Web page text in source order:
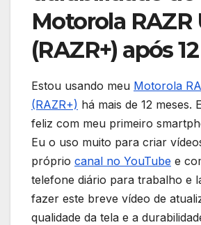
Motorola RAZR
(RAZR+) após
Estou usando meu Motorola
(RAZR+) há mais de 12 meses.
feliz com meu primeiro
Eu o uso muito para criar
próprio canal no YouTube e
telefone diário para trabalho e
fazer este breve vídeo de
qualidade da tela e a